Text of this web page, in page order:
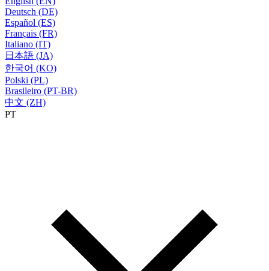
Deutsch (DE)
Español (ES)
Français (FR)
Italiano (IT)
日本語 (JA)
한국어 (KO)
Polski (PL)
Brasileiro (PT-BR)
中文 (ZH)
PT